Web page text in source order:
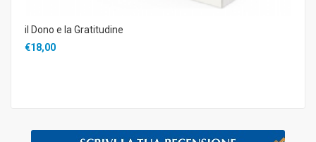
il Dono e la Gratitudine
€18,00